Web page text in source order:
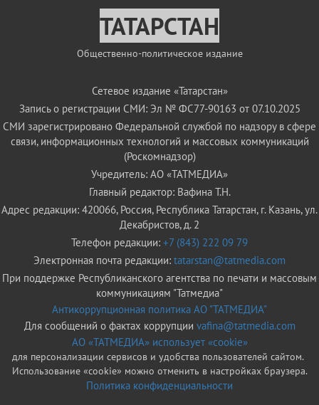
ТАТАРСТАН
Общественно-политическое издание
Сетевое издание «Татарстан»
Запись о регистрации СМИ: Эл № ФС77-90163 от 07.10.2025
СМИ зарегистрировано Федеральной службой по надзору в сфере
связи, информационных технологий и массовых коммуникаций
(Роскомнадзор)
Учредитель: АО «ТАТМЕДИА»
Главный редактор: Вафина Т.Н.
Адрес редакции: 420066, Россия, Республика Татарстан, г. Казань, ул.
Декабристов, д. 2
Телефон редакции: +7 (843) 222 09 79
Электронная почта редакции: tatarstan@tatmedia.com
При поддержке Республиканского агентства по печати и массовым
коммуникациям "Татмедиа"
Антикоррупционная политика АО "ТАТМЕДИА"
Для сообщений о фактах коррупции vafina@tatmedia.com
АО «ТАТМЕДИА» использует «cookie»
для персонализации сервисов и удобства пользователей сайтом.
Использование «cookie» можно отменить в настройках браузера.
Политика конфиденциальности